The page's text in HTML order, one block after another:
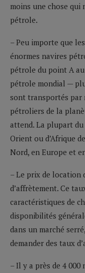
moins une chose qui
pétrole.
– Peu importe que
énormes navires
pétrole du point A
pétrole mondial —
sont transportés par
pétroliers de la
attend. La plupart
Orient ou d’Afrique
Nord, en Europe et
– Le prix de location
d’affrètement. Ce
caractéristiques de
disponibilités
dans un marché
demander des taux
– Il y a près de 4